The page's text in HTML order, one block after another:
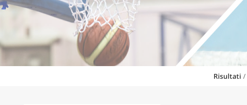
Risultati /